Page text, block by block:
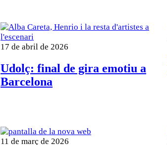
17 de abril de 2026
Udolç: final de gira emotiu a
Barcelona
11 de març de 2026